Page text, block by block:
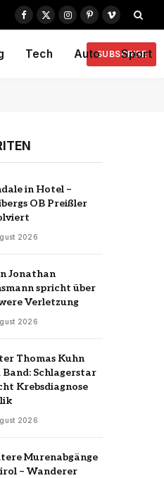
Facebook
X
Instagram
PinterestVimeo
Tech Auto Sport
SUBSCRIBE
in Hotel –
OB Preißler
2026
Jonathan
spricht über
Verletzung
2026
Thomas Kuhn
Band: Schlagerstar
Krebsdiagnose
2026
Murenabgänge
– Wanderer